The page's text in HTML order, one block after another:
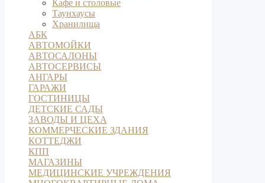
Кафе и столовые
Таунхаусы
Хранилища
АБК
АВТОМОЙКИ
АВТОСАЛОНЫ
АВТОСЕРВИСЫ
АНГАРЫ
ГАРАЖИ
ГОСТИНИЦЫ
ДЕТСКИЕ САДЫ
ЗАВОДЫ И ЦЕХА
КОММЕРЧЕСКИЕ ЗДАНИЯ
КОТТЕДЖИ
КПП
МАГАЗИНЫ
МЕДИЦИНСКИЕ УЧРЕЖДЕНИЯ